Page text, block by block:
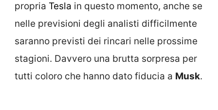
propria Tesla in questo momento, anche se
nelle previsioni degli analisti difficilmente
saranno previsti dei rincari nelle prossime
stagioni. Davvero una brutta sorpresa per
tutti coloro che hanno dato fiducia a Musk.